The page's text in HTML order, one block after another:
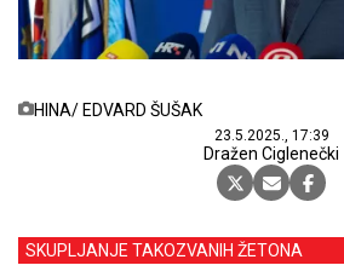
HINA/ EDVARD ŠUŠAK
23.5.2025., 17:39
Dražen Ciglenečki
SKUPLJANJE TAKOZVANIH ŽETONA